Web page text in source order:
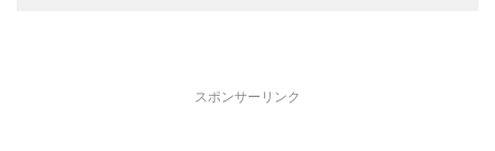
スポンサーリンク